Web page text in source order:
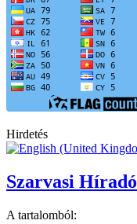
Hirdetés
Szarvasi
A tartalomból: